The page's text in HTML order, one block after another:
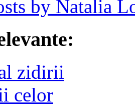
by Natalia